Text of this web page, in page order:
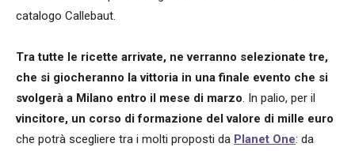
catalogo Callebaut.
Tra tutte le ricette arrivate, ne verranno selezionate tre,
che si giocheranno la vittoria in una finale evento che si
svolgerà a Milano entro il mese di marzo. In palio, per il
vincitore, un corso di formazione del valore di mille euro
che potrà scegliere tra i molti proposti da Planet One: da